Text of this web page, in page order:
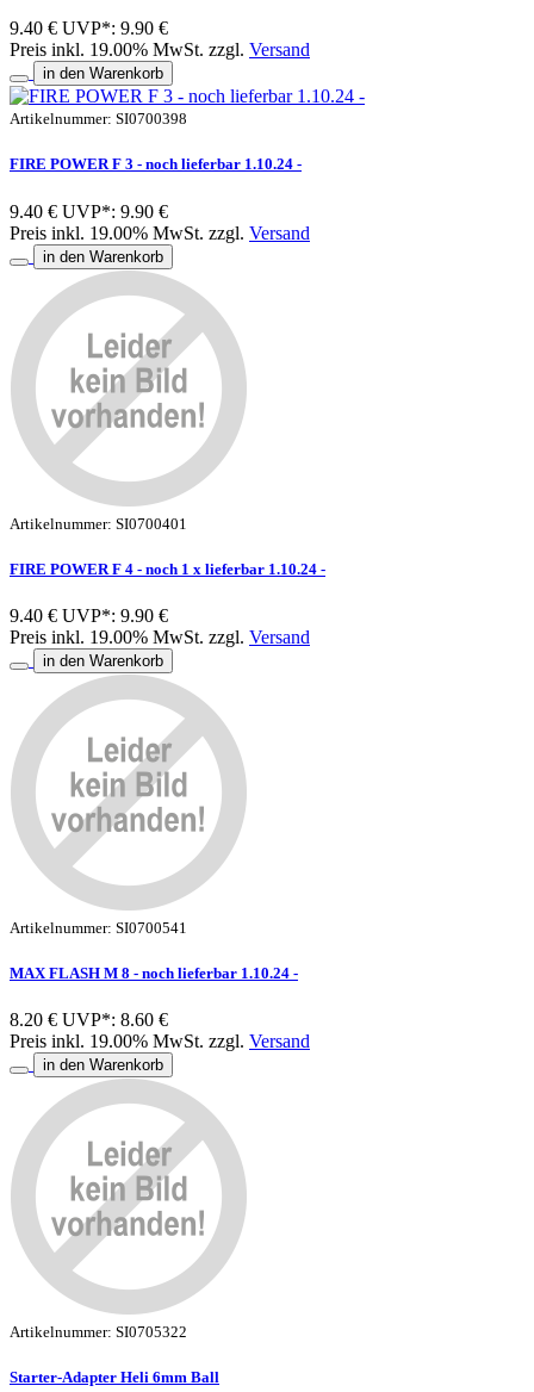
9.40 € UVP*: 9.90 €
Preis inkl. 19.00% MwSt. zzgl. Versand
in den Warenkorb
Artikelnummer: SI0700398
FIRE POWER F 3 - noch lieferbar 1.10.24 -
9.40 € UVP*: 9.90 €
Preis inkl. 19.00% MwSt. zzgl. Versand
in den Warenkorb
Artikelnummer: SI0700401
FIRE POWER F 4 - noch 1 x lieferbar 1.10.24 -
9.40 € UVP*: 9.90 €
Preis inkl. 19.00% MwSt. zzgl. Versand
in den Warenkorb
Artikelnummer: SI0700541
MAX FLASH M 8 - noch lieferbar 1.10.24 -
8.20 € UVP*: 8.60 €
Preis inkl. 19.00% MwSt. zzgl. Versand
in den Warenkorb
Artikelnummer: SI0705322
Starter-Adapter Heli 6mm Ball